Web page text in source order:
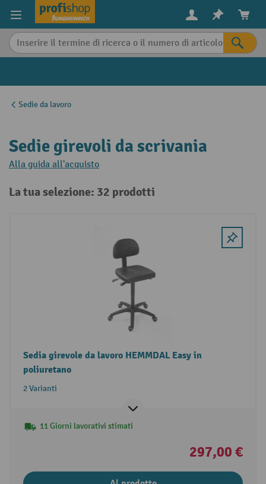
content
Sedie da lavoro
Sedie girevoli da scrivania
Alla guida all'acquisto
La tua selezione: 32 prodotti
Sedia girevole da lavoro HEMMDAL Easy in
poliuretano
2 Varianti
11 Giorni lavorativi stimati
297,00 €